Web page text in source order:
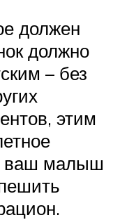
должен
должно
– без
этим
ваш малыш